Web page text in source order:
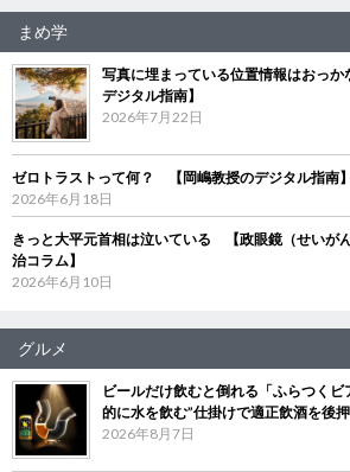
まめ学
写真に埋まっている位置情報はおっ
デジタル指南】
2026年7月22日
ゼロトラストって何？ 【岡嶋教授のデジタル指南】
2026年6月18日
きっと大平元首相は泣いている 【政眼鏡（せいが
治コラム】
2026年6月10日
グルメ
ビールだけ飲むと倒れる「ふらつく
的に水を飲む”仕掛けで適正飲酒を後
2026年8月7日